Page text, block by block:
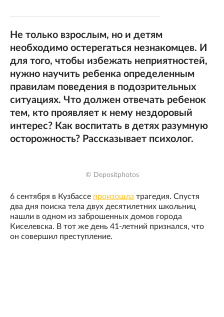
Не только взрослым, но и детям
необходимо остерегаться незнакомцев. И
для того, чтобы избежать неприятностей,
нужно научить ребенка определенным
правилам поведения в подозрительных
ситуациях. Что должен отвечать ребенок
тем, кто проявляет к нему нездоровый
интерес? Как воспитать в детях разумную
осторожность? Рассказывает психолог.
© Depositphotos
6 сентября в Кузбассе произошла трагедия. Спустя
два дня поиска тела двух десятилетних школьниц
нашли в одном из заброшенных домов города
Киселевска. В тот же день 41-летний признался, что
он совершил преступление.